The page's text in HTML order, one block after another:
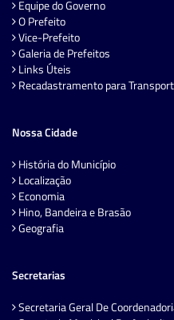
Equipe do Governo
O Prefeito
Vice-Prefeito
Galeria de Prefeitos
Links Úteis
Recadastramento para
Nossa Cidade
História do Município
Localização
Economia
Hino, Bandeira e Brasão
Geografia
Secretarias
Secretaria Geral De